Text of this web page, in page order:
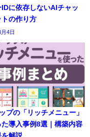
IDに依存しないAIチャッ
トの作り方
4日
プの「リッチメニュー」
た導入事例8選｜構築内容
を解説